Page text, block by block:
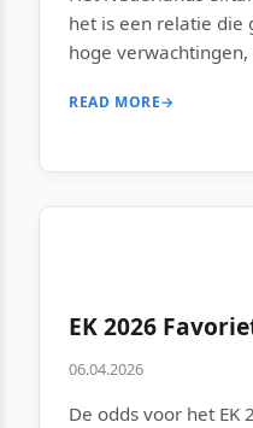
het is een relatie
hoge
de verloren WK-
Tsjechië, Oranje
READ MORE→
EK 2026
06.04.2026
De odds voor het EK